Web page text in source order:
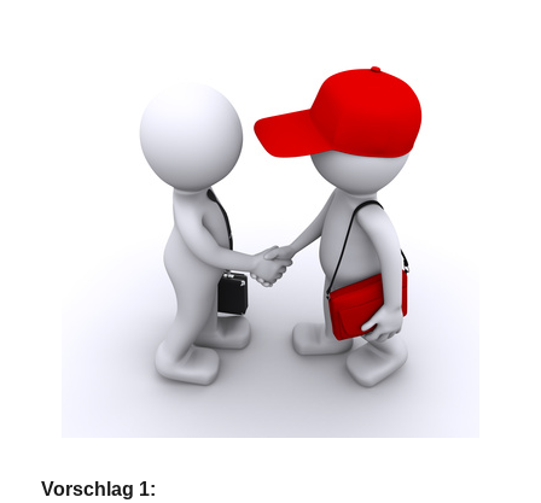
Vorschlag 1: